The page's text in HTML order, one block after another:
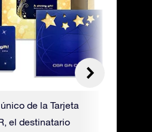
de la Tarjeta
el destinatario